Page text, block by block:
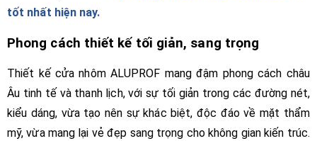
tốt nhất hiện nay.
Phong cách thiết kế tối giản, sang trọng
Thiết kế cửa nhôm ALUPROF mang đậm phong cách châu
Âu tinh tế và thanh lịch, với sự tối giản trong các đường nét,
kiểu dáng, vừa tạo nên sự khác biệt, độc đáo về mặt thẩm
mỹ, vừa mang lại vẻ đẹp sang trọng cho không gian kiến trúc.